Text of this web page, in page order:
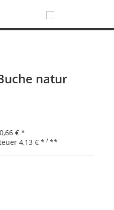
natur
0,66 € *
4,13 € * / **